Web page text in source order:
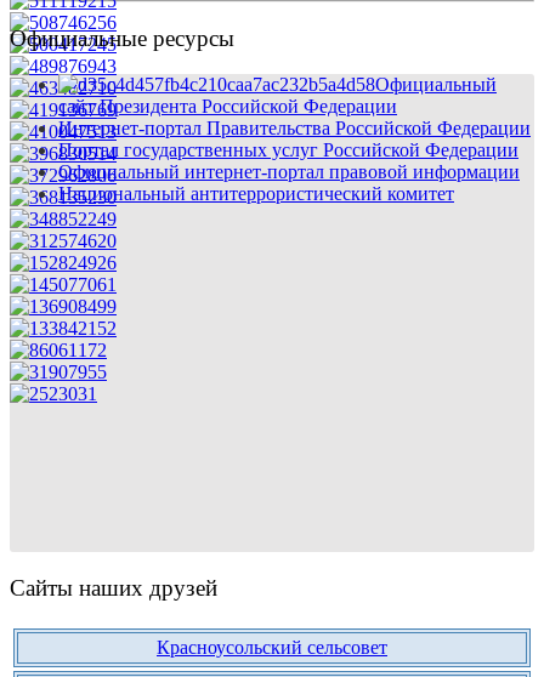
Официальные ресурсы
Официальный
сайт Президента Российской Федерации
Интернет-портал Правительства Российской Федерации
Портал государственных услуг Российской Федерации
Официальный интернет-портал правовой информации
Национальный антитеррористический комитет
Сайты наших друзей
Красноусольский сельсовет